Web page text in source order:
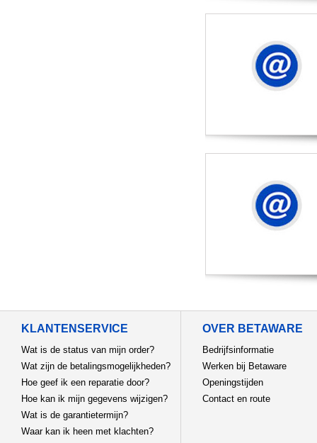
KLANTENSERVICE
Wat is de status van mijn order?
Wat zijn de betalingsmogelijkheden?
Hoe geef ik een reparatie door?
Hoe kan ik mijn gegevens wijzigen?
Wat is de garantietermijn?
Waar kan ik heen met klachten?
OVER BETAWARE
Bedrijfsinformatie
Werken bij Betaware
Openingstijden
Contact en route